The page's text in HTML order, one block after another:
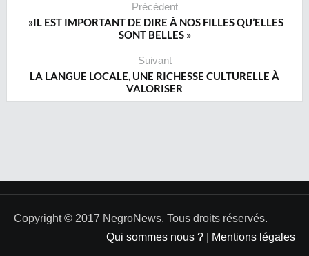
Précédent
»IL EST IMPORTANT DE DIRE À NOS FILLES QU’ELLES
SONT BELLES »
Suivant
LA LANGUE LOCALE, UNE RICHESSE CULTURELLE À
VALORISER
Copyright © 2017 NegroNews. Tous droits réservés.
Qui sommes nous ?
Mentions légales